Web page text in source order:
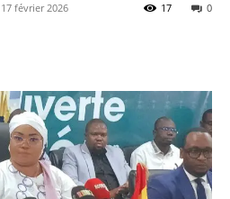
17 février 2026 0
17